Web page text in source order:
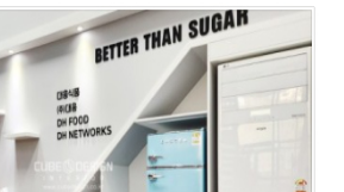
에이스광교타워 3차
byCUBEDESIGN